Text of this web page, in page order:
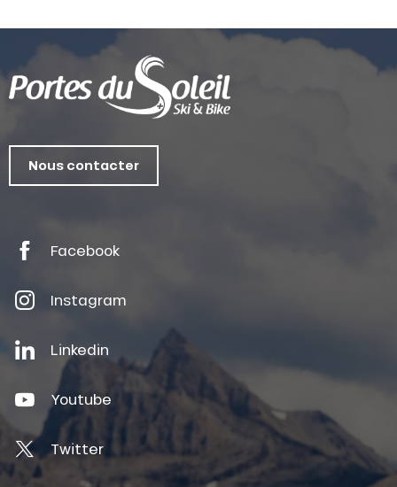
Nous contacter
Facebook
Instagram
Linkedin
Youtube
Twitter